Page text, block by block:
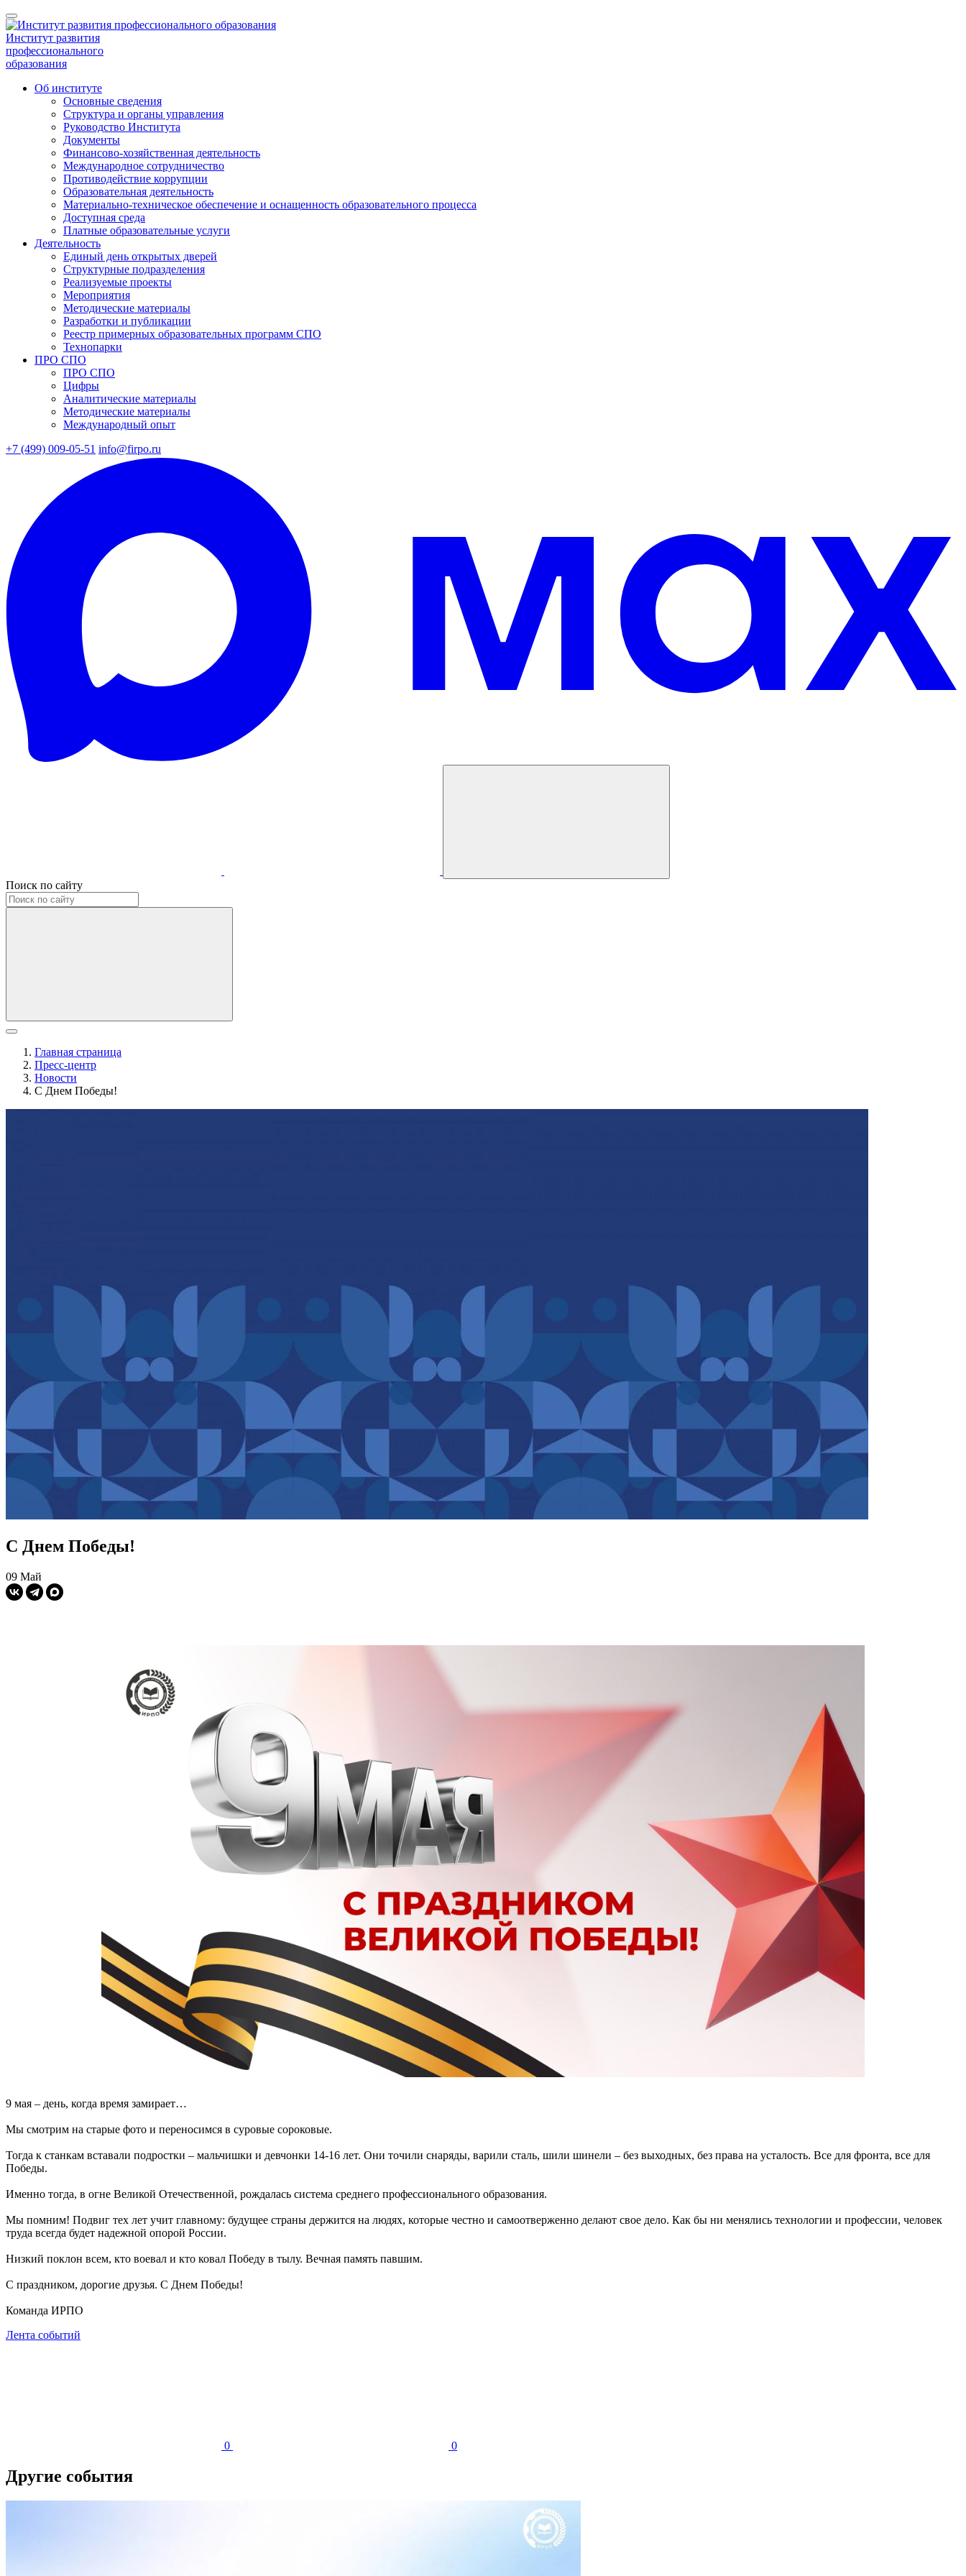
Институт развития
профессионального
образования
Об институте
Основные сведения
Структура и органы управления
Руководство Института
Документы
Финансово-хозяйственная деятельность
Международное сотрудничество
Противодействие коррупции
Образовательная деятельность
Материально-техническое обеспечение и оснащенность образовательного процесса
Доступная среда
Платные образовательные услуги
Деятельность
Единый день открытых дверей
Структурные подразделения
Реализуемые проекты
Мероприятия
Методические материалы
Разработки и публикации
Реестр примерных образовательных программ СПО
Технопарки
ПРО СПО
ПРО СПО
Цифры
Аналитические материалы
Методические материалы
Международный опыт
+7 (499) 009-05-51 info@firpo.ru
Поиск по сайту
Главная страница
Пресс-центр
Новости
С Днем Победы!
С Днем Победы!
09 Май
9 мая – день, когда время замирает…
Мы смотрим на старые фото и переносимся в суровые сороковые.
Тогда к станкам вставали подростки – мальчишки и девчонки 14-16 лет. Они точили снаряды, варили сталь, шили шинели – без выходных, без права на усталость. Все для фронта, все для
Победы.
Именно тогда, в огне Великой Отечественной, рождалась система среднего профессионального образования.
Мы помним! Подвиг тех лет учит главному: будущее страны держится на людях, которые честно и самоотверженно делают свое дело. Как бы ни менялись технологии и профессии, человек
труда всегда будет надежной опорой России.
Низкий поклон всем, кто воевал и кто ковал Победу в тылу. Вечная память павшим.
С праздником, дорогие друзья. С Днем Победы!
Команда ИРПО
Лента событий
0 0
Другие события